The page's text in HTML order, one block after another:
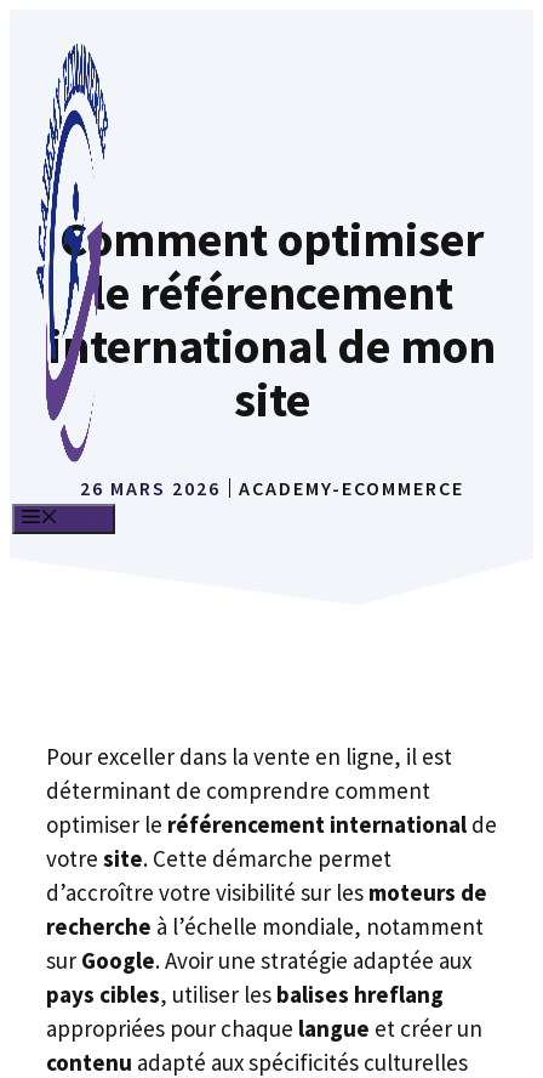
contenu
Comment optimiser
le référencement
international de mon
site
26 MARS 2026 ACADEMY-ECOMMERCE
Pour exceller dans la vente en ligne, il est
déterminant de comprendre comment
optimiser le référencement international de
votre site. Cette démarche permet
d’accroître votre visibilité sur les moteurs de
recherche à l’échelle mondiale, notamment
sur Google. Avoir une stratégie adaptée aux
pays cibles, utiliser les balises hreflang
appropriées pour chaque langue et créer un
contenu adapté aux spécificités culturelles